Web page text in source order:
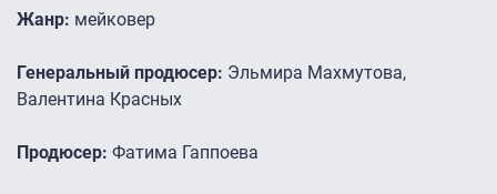
Жанр: мейковер
Генеральный продюсер: Эльмира Махмутова,
Валентина Красных
Продюсер: Фатима Гаппоева